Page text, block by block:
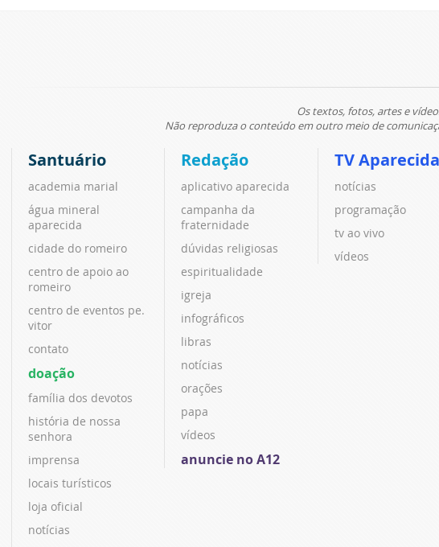
Os textos, fotos, artes e
Não reproduza o conteúdo em outro meio de
Santuário
academia marial
água mineral
aparecida
cidade do romeiro
centro de apoio ao
romeiro
centro de eventos pe.
vitor
contato
doação
família dos devotos
história de nossa
senhora
imprensa
locais turísticos
loja oficial
notícias
Redação
aplicativo aparecida
campanha da
fraternidade
dúvidas religiosas
espiritualidade
igreja
infográficos
libras
notícias
orações
papa
vídeos
anuncie no A12
TV Aparecida
notícias
programação
tv ao vivo
vídeos